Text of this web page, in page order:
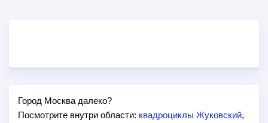
Город Москва далеко?
Посмотрите внутри области: квадроциклы Жуковский,